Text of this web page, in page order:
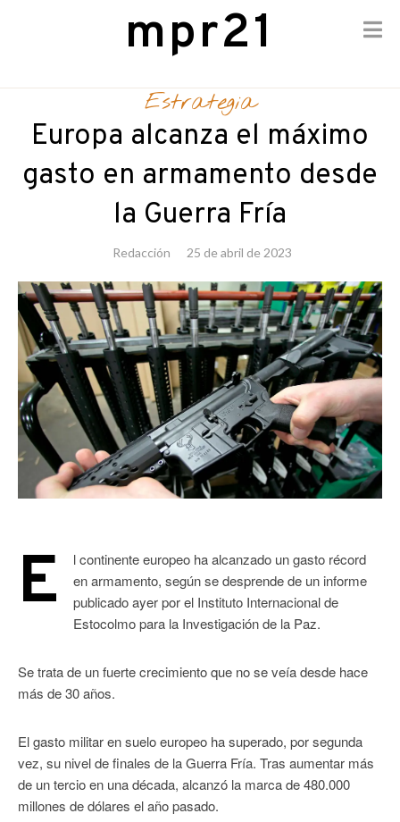
content
mpr21
Estrategia
Europa alcanza el máximo
gasto en armamento desde
la Guerra Fría
Redacción 25 de abril de 2023
E
l continente europeo ha alcanzado un gasto récord
en armamento, según se desprende de un informe
publicado ayer por el Instituto Internacional de
Estocolmo para la Investigación de la Paz.
Se trata de un fuerte crecimiento que no se veía desde hace
más de 30 años.
El gasto militar en suelo europeo ha superado, por segunda
vez, su nivel de finales de la Guerra Fría. Tras aumentar más
de un tercio en una década, alcanzó la marca de 480.000
millones de dólares el año pasado.